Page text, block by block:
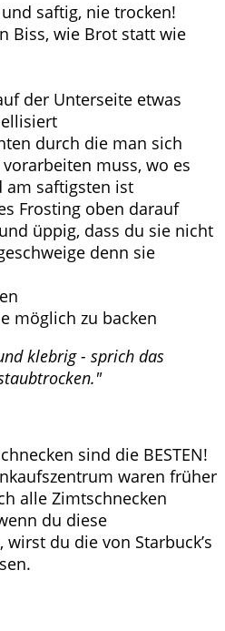
saftig, nie trocken!
Biss, wie Brot statt wie
der Unterseite etwas
durch die man sich
muss, wo es
am saftigsten ist
Frosting oben darauf
üppig, dass du sie nicht
denn sie
möglich zu backen
klebrig - sprich das
sind die BESTEN!
waren früher
alle Zimtschnecken
du diese
du die von Starbuck’s